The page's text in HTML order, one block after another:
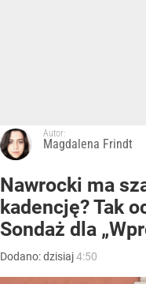
Autor:
Magdalena Frindt
Nawrocki ma
kadencję? Tak
Sondaż dla
Dodano:dzisiaj4:50